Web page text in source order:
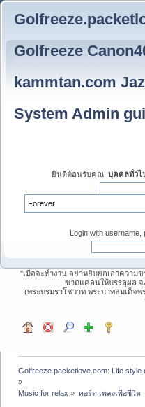
Golfreeze
kammtan.com
System Admin
ยินดีต้อนรับคุณ, บุคคลทั่วไ
Login with
"เมื่อจะทำงาน อย่าหยิบยกเอาความ
ขาดแคลนให้บรรลุผล จ
(พระบรมราโชวาท พระบาทสมเด็จ
Golfreeze.packetlove.com: Life
»
Music for relax » คอร์ด เพลงเพื่อชีวิต